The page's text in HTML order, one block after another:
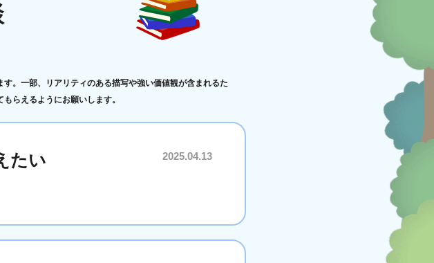
。一部、リアリティのある描写や強い価値観が含まれるた
らえるようにお願いします。
たい 2025.04.13